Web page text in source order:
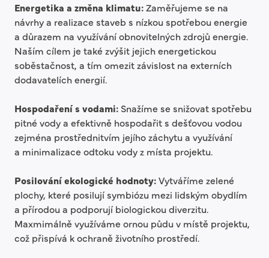
Energetika a změna klimatu:Zaměřujeme se na
návrhy a realizace staveb s nízkou spotřebou energie
a důrazem na využívání obnovitelných zdrojů energie.
Naším cílem je také zvýšit jejich energetickou
soběstačnost, a tím omezit závislost na externích
dodavatelích energií.
Hospodaření s vodami: Snažíme se snižovat spotřebu
pitné vody a efektivně hospodařit s dešťovou vodou
zejména prostřednitvím jejího záchytu a využívání
a minimalizace odtoku vody z místa projektu.
Posilování ekologické hodnoty:Vytváříme zelené
plochy, které posilují symbiózu mezi lidským obydlím
a přírodou a podporují biologickou diverzitu.
Maxmimálně využíváme ornou půdu v místě projektu,
což přispívá k ochraně životního prostředí.